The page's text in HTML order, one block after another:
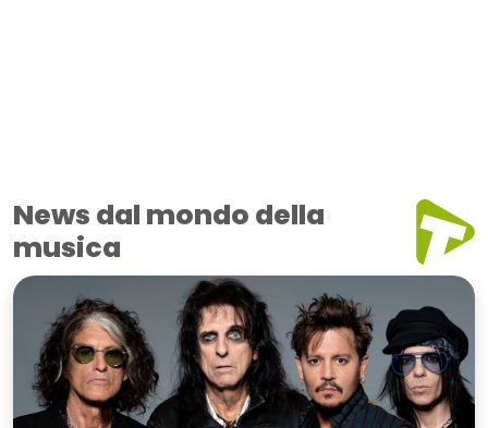
News dal mondo della
musica